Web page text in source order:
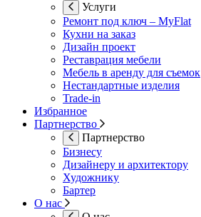
Услуги
Ремонт под ключ – MyFlat
Кухни на заказ
Дизайн проект
Реставрация мебели
Мебель в аренду для съемок
Нестандартные изделия
Trade-in
Избранное
Партнерство
Партнерство
Бизнесу
Дизайнеру и архитектору
Художнику
Бартер
О нас